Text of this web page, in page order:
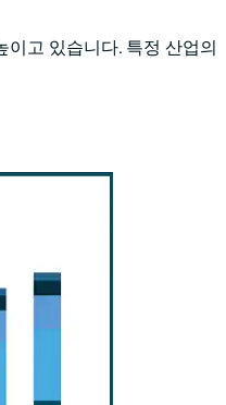
고 있습니다. 특정 산업의